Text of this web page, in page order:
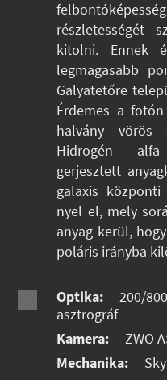
részletességét
kitolni. Ennek
legmagasabb
Galyatetőre
Érdemes a
halvány vörös
Hidrogén
gerjesztett
galaxis
nyel el, mely
anyag kerül,
poláris irányba
Optika:
200/
asztrográf
Kamera:
ZWO
Mechanika: